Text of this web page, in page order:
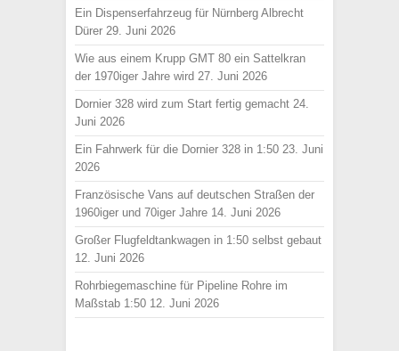
Ein Dispenserfahrzeug für Nürnberg Albrecht
Dürer 29. Juni 2026
Wie aus einem Krupp GMT 80 ein Sattelkran
der 1970iger Jahre wird 27. Juni 2026
Dornier 328 wird zum Start fertig gemacht 24.
Juni 2026
Ein Fahrwerk für die Dornier 328 in 1:50 23. Juni
2026
Französische Vans auf deutschen Straßen der
1960iger und 70iger Jahre 14. Juni 2026
Großer Flugfeldtankwagen in 1:50 selbst gebaut
12. Juni 2026
Rohrbiegemaschine für Pipeline Rohre im
Maßstab 1:50 12. Juni 2026